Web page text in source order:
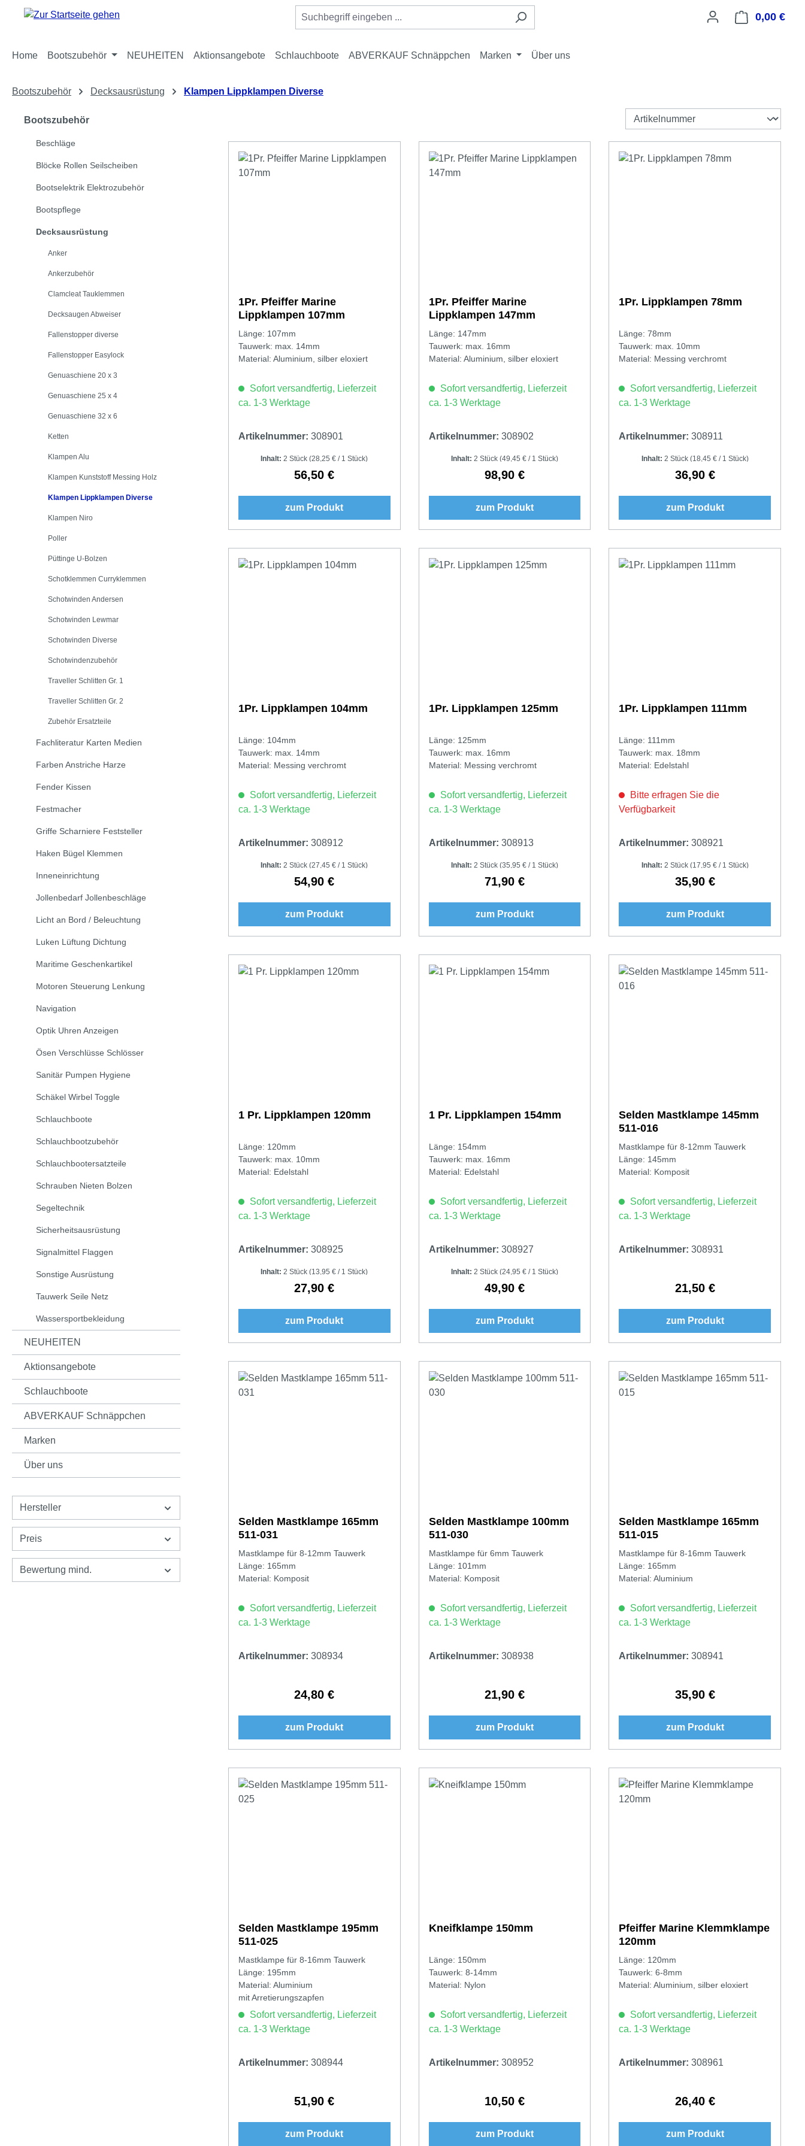
Hauptinhalt springen
Zur Suche springen
Zur Hauptnavigation springen 0,00 €
Home Bootszubehör NEUHEITEN Aktionsangebote Schlauchboote ABVERKAUF Schnäppchen Marken Über uns
Bootszubehör Decksausrüstung Klampen Lippklampen Diverse
Bootszubehör
Beschläge
Blöcke Rollen Seilscheiben
Bootselektrik Elektrozubehör
Bootspflege
Decksausrüstung
Anker
Ankerzubehör
Clamcleat Tauklemmen
Decksaugen Abweiser
Fallenstopper diverse
Fallenstopper Easylock
Genuaschiene 20 x 3
Genuaschiene 25 x 4
Genuaschiene 32 x 6
Ketten
Klampen Alu
Klampen Kunststoff Messing Holz
Klampen Lippklampen Diverse
Klampen Niro
Poller
Püttinge U-Bolzen
Schotklemmen Curryklemmen
Schotwinden Andersen
Schotwinden Lewmar
Schotwinden Diverse
Schotwindenzubehör
Traveller Schlitten Gr. 1
Traveller Schlitten Gr. 2
Zubehör Ersatzteile
Fachliteratur Karten Medien
Farben Anstriche Harze
Fender Kissen
Festmacher
Griffe Scharniere Feststeller
Haken Bügel Klemmen
Inneneinrichtung
Jollenbedarf Jollenbeschläge
Licht an Bord / Beleuchtung
Luken Lüftung Dichtung
Maritime Geschenkartikel
Motoren Steuerung Lenkung
Navigation
Optik Uhren Anzeigen
Ösen Verschlüsse Schlösser
Sanitär Pumpen Hygiene
Schäkel Wirbel Toggle
Schlauchboote
Schlauchbootzubehör
Schlauchbootersatzteile
Schrauben Nieten Bolzen
Segeltechnik
Sicherheitsausrüstung
Signalmittel Flaggen
Sonstige Ausrüstung
Tauwerk Seile Netz
Wassersportbekleidung
NEUHEITEN
Aktionsangebote
Schlauchboote
ABVERKAUF Schnäppchen
Marken
Über uns
Hersteller
Preis
Bewertung mind.
1Pr. Pfeiffer Marine
Lippklampen 107mm
Länge: 107mm
Tauwerk: max. 14mm
Material: Aluminium, silber eloxiert
Sofort versandfertig, Lieferzeit
ca. 1-3 Werktage
Artikelnummer: 308901
Inhalt:2 Stück(28,25 € / 1 Stück)
Regulärer Preis:
56,50 €
zum Produkt
1Pr. Pfeiffer Marine
Lippklampen 147mm
Länge: 147mm
Tauwerk: max. 16mm
Material: Aluminium, silber eloxiert
Sofort versandfertig, Lieferzeit
ca. 1-3 Werktage
Artikelnummer: 308902
Inhalt: 2 Stück (49,45 € / 1 Stück)
Regulärer Preis:
98,90 €
zum Produkt
1Pr. Lippklampen 78mm
Länge: 78mm
Tauwerk: max. 10mm
Material: Messing verchromt
Sofort versandfertig, Lieferzeit
ca. 1-3 Werktage
Artikelnummer:308911
Inhalt: 2 Stück (18,45 € / 1 Stück)
Regulärer Preis:
36,90 €
zum Produkt
1Pr. Lippklampen 104mm
Länge: 104mm
Tauwerk: max. 14mm
Material: Messing verchromt
Sofort versandfertig, Lieferzeit
ca. 1-3 Werktage
Artikelnummer: 308912
Inhalt:2 Stück(27,45 € / 1 Stück)
Regulärer Preis:
54,90 €
zum Produkt
1Pr. Lippklampen 125mm
Länge: 125mm
Tauwerk: max. 16mm
Material: Messing verchromt
Sofort versandfertig, Lieferzeit
ca. 1-3 Werktage
Artikelnummer: 308913
Inhalt: 2 Stück (35,95 € / 1 Stück)
Regulärer Preis:
71,90 €
zum Produkt
1Pr. Lippklampen 111mm
Länge: 111mm
Tauwerk: max. 18mm
Material: Edelstahl
Bitte erfragen Sie die
Verfügbarkeit
Artikelnummer:308921
Inhalt: 2 Stück (17,95 € / 1 Stück)
Regulärer Preis:
35,90 €
zum Produkt
1 Pr. Lippklampen 120mm
Länge: 120mm
Tauwerk: max. 10mm
Material: Edelstahl
Sofort versandfertig, Lieferzeit
ca. 1-3 Werktage
Artikelnummer: 308925
Inhalt:2 Stück(13,95 € / 1 Stück)
Regulärer Preis:
27,90 €
zum Produkt
1 Pr. Lippklampen 154mm
Länge: 154mm
Tauwerk: max. 16mm
Material: Edelstahl
Sofort versandfertig, Lieferzeit
ca. 1-3 Werktage
Artikelnummer: 308927
Inhalt: 2 Stück (24,95 € / 1 Stück)
Regulärer Preis:
49,90 €
zum Produkt
Selden Mastklampe 145mm
511-016
Mastklampe für 8-12mm Tauwerk
Länge: 145mm
Material: Komposit
Sofort versandfertig, Lieferzeit
ca. 1-3 Werktage
Artikelnummer:308931
Regulärer Preis:
21,50 €
zum Produkt
Selden Mastklampe 165mm
511-031
Mastklampe für 8-12mm Tauwerk
Länge: 165mm
Material: Komposit
Sofort versandfertig, Lieferzeit
ca. 1-3 Werktage
Artikelnummer: 308934
Regulärer Preis:
24,80 €
zum Produkt
Selden Mastklampe 100mm
511-030
Mastklampe für 6mm Tauwerk
Länge: 101mm
Material: Komposit
Sofort versandfertig, Lieferzeit
ca. 1-3 Werktage
Artikelnummer: 308938
Regulärer Preis:
21,90 €
zum Produkt
Selden Mastklampe 165mm
511-015
Mastklampe für 8-16mm Tauwerk
Länge: 165mm
Material: Aluminium
Sofort versandfertig, Lieferzeit
ca. 1-3 Werktage
Artikelnummer:308941
Regulärer Preis:
35,90 €
zum Produkt
Selden Mastklampe 195mm
511-025
Mastklampe für 8-16mm Tauwerk
Länge: 195mm
Material: Aluminium
mit Arretierungszapfen
Sofort versandfertig, Lieferzeit
ca. 1-3 Werktage
Artikelnummer: 308944
Regulärer Preis:
51,90 €
zum Produkt
Kneifklampe 150mm
Länge: 150mm
Tauwerk: 8-14mm
Material: Nylon
Sofort versandfertig, Lieferzeit
ca. 1-3 Werktage
Artikelnummer: 308952
Regulärer Preis:
10,50 €
zum Produkt
Pfeiffer Marine Klemmklampe
120mm
Länge: 120mm
Tauwerk: 6-8mm
Material: Aluminium, silber eloxiert
Sofort versandfertig, Lieferzeit
ca. 1-3 Werktage
Artikelnummer:308961
Regulärer Preis:
26,40 €
zum Produkt